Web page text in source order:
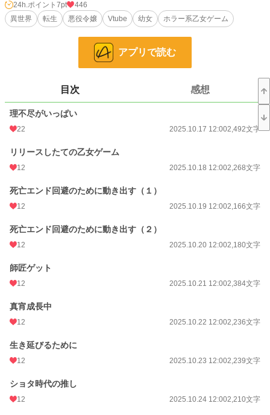
幸い転生したのは６歳。
今から自分を鍛えて鍛えて鍛えまくって、逆に高明な祈祷師になって稼いで稼い
で稼ぎまくってやるわ！
小説家になろう、カクヨム、アルファポリス、ノベルアップ+、ベリーズカフ
ェ、Nolaノベルズに掲載します。
37,069 位 / 228,589 件
お気に入り
24h.ポイント 7 pt
文字数
更新日時 2026.02.25 12:00
初回公開日時
週間ポイント 105 pt (33,630 位)
24h.ポイント 7pt
446
異世界
転生 悪役令嬢 Vtube 幼女 ホラー系乙女ゲーム
アプリで読む
目次 感想
理不尽がいっぱい
22 2025.10.17 12:002,492文字
リリースしたての乙女ゲーム
12 2025.10.18 12:002,268文字
死亡エンド回避のために動き出す（１）
12 2025.10.19 12:002,166文字
死亡エンド回避のために動き出す（２）
12 2025.10.20 12:002,180文字
師匠ゲット
12 2025.10.21 12:002,384文字
真宵成長中
12 2025.10.22 12:002,236文字
生き延びるために
12 2025.10.23 12:002,239文字
ショタ時代の推し
12 2025.10.24 12:002,210文字